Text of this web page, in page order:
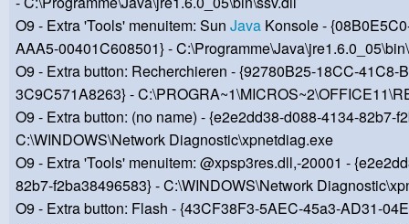
O9 - Extra 'Tools' menuitem: Sun Java Konsole -
AAA5-00401C608501} -
O9 - Extra button: Recherchieren - {92780B25-18CC-41C8-
3C9C571A8263} -
O9 - Extra button: (no name) - {e2e2dd38-d088-4134-82b7-
C:\WINDOWS\Network Diagnostic\xpnetdiag.exe
O9 - Extra 'Tools' menuitem: @xpsp3res.dll,-20001 -
82b7-f2ba38496583} - C:\WINDOWS\Network
O9 - Extra button: Flash - {43CF38F3-5AEC-45a3-AD31-